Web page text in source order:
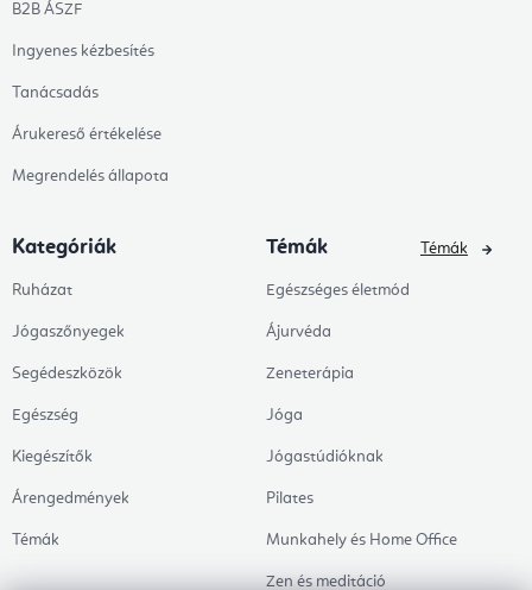
B2B ÁSZF
Ingyenes kézbesítés
Tanácsadás
Árukereső értékelése
Megrendelés állapota
Kategóriák
Ruházat
Jógaszőnyegek
Segédeszközök
Egészség
Kiegészítők
Árengedmények
Témák
Témák
Egészséges életmód
Ájurvéda
Zeneterápia
Jóga
Jógastúdióknak
Pilates
Munkahely és Home Office
Zen és meditáció
Témák